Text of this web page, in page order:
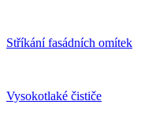
Stříkání fasádních omítek
Vysokotlaké čističe